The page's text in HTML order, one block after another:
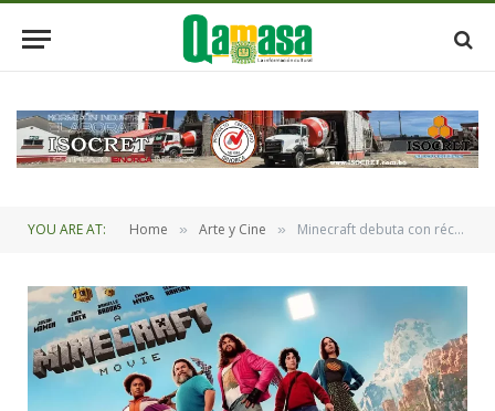
YOU ARE AT: Home » Arte y Cine » Minecraft debuta con récord de taquilla